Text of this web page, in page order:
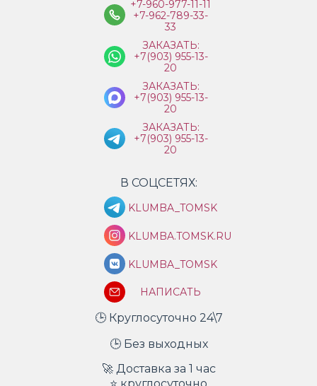
+7-960-977-11-11
+7-962-789-33-
33
ЗАКАЗАТЬ:
+7(903) 955-13-
20
ЗАКАЗАТЬ:
+7(903) 955-13-
20
ЗАКАЗАТЬ:
+7(903) 955-13-
20
В СОЦСЕТЯХ:
KLUMBA_TOMSK
KLUMBA.TOMSK.RU
KLUMBA_TOMSK
НАПИСАТЬ
🕒 Круглосуточно 24\7
🕒 Без выходных
🚀 Доставка за 1 час